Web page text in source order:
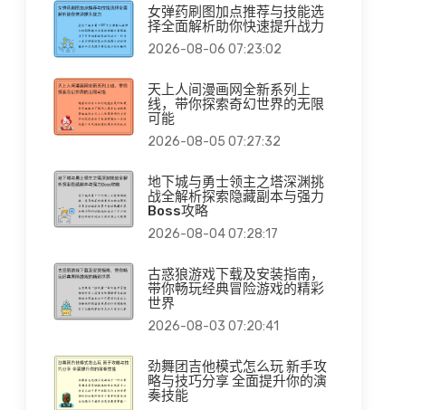
女弹药刷图加点推荐与技能选
择全面解析助你快速提升战力
2026-08-06 07:23:02
天上人间漫画网全新系列上
线，带你探索奇幻世界的无限
可能
2026-08-05 07:27:32
地下城与勇士领主之塔深渊挑
战全解析探索隐藏副本与强力
Boss攻略
2026-08-04 07:28:17
古惑狼游戏下载及安装指南，
带你畅玩经典冒险游戏的精彩
世界
2026-08-03 07:20:41
劲舞团吉他模式怎么玩 新手攻
略与技巧分享 全面提升你的演
奏技能